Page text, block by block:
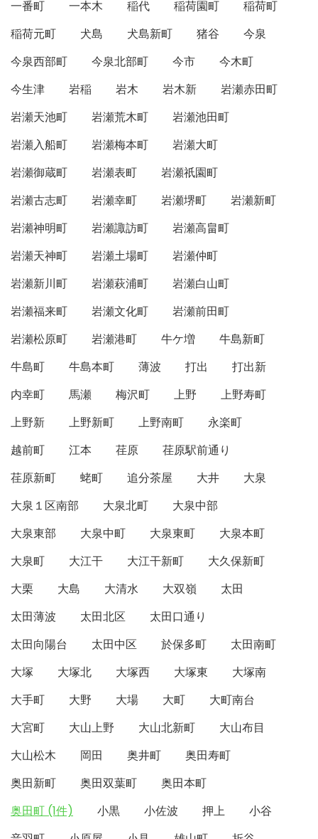
一番町
一本木 稲代 稲荷園町
稲荷町
稲荷元町
犬島 犬島新町 猪谷
今泉
今泉西部町
今泉北部町 今市
今木町
今生津
岩稲 岩木 岩木新
岩瀬赤田町
岩瀬天池町
岩瀬荒木町
岩瀬池田町
岩瀬入船町
岩瀬梅本町
岩瀬大町
岩瀬御蔵町
岩瀬表町
岩瀬祇園町
岩瀬古志町
岩瀬幸町 岩瀬堺町
岩瀬新町
岩瀬神明町
岩瀬諏訪町
岩瀬高畠町
岩瀬天神町
岩瀬土場町
岩瀬仲町
岩瀬新川町
岩瀬萩浦町
岩瀬白山町
岩瀬福来町
岩瀬文化町
岩瀬前田町
岩瀬松原町
岩瀬港町 牛ケ増
牛島新町
牛島町
牛島本町 薄波 打出
打出新
内幸町
馬瀬 梅沢町 上野
上野寿町
上野新
上野新町 上野南町
永楽町
越前町
江本 荏原
荏原駅前通り
荏原新町
蛯町 追分茶屋 大井
大泉
大泉１区南部
大泉北町
大泉中部
大泉東部
大泉中町 大泉東町
大泉本町
大泉町
大江干 大江干新町
大久保新町
大栗
大島 大清水 大双嶺
太田
太田薄波
太田北区
太田口通り
太田向陽台
太田中区 於保多町
太田南町
大塚
大塚北 大塚西 大塚東
大塚南
大手町
大野 大場 大町
大町南台
大宮町
大山上野 大山北新町
大山布目
大山松木
岡田 奥井町
奥田寿町
奥田新町
奥田双葉町
奥田本町
奥田町 (1件)
小黒 小佐波 押上
小谷